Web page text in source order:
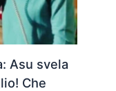
Asu svela
Che